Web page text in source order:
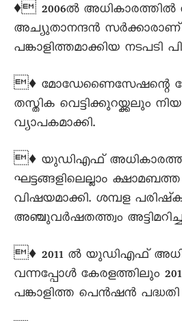
♦ 2006ല്‍
അച്യുതാനന്ദൻ
പങ്കാളിത്തമാക്കിയ നടപടി
♦ മോഡേണൈസേഷന്റെ
തസ്തിക വെട്ടിക്കുറയ്ക്കലും
വ്യാപകമാക്കി.
♦ യുഡിഎഫ്
ഘട്ടങ്ങളിലെല്ലാം
വിഷയമാക്കി. ശമ്പള
അഞ്ചുവര്‍ഷതത്ത്വം
♦ 2011 ല്‍ യുഡിഎഫ്
വന്നപ്പോള്‍ കേരളത്തിലും
പങ്കാളിത്ത പെന്‍ഷന്‍ പദ്ധതി